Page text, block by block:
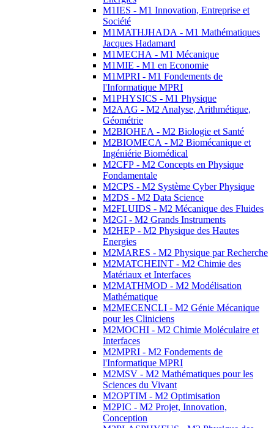
M1IES - M1 Innovation, Entreprise et
Société
M1MATHJHADA - M1 Mathématiques
Jacques Hadamard
M1MECHA - M1 Mécanique
M1MIE - M1 en Economie
M1MPRI - M1 Fondements de
l'Informatique MPRI
M1PHYSICS - M1 Physique
M2AAG - M2 Analyse, Arithmétique,
Géométrie
M2BIOHEA - M2 Biologie et Santé
M2BIOMECA - M2 Biomécanique et
Ingéniérie Biomédical
M2CFP - M2 Concepts en Physique
Fondamentale
M2CPS - M2 Système Cyber Physique
M2DS - M2 Data Science
M2FLUIDS - M2 Mécanique des Fluides
M2GI - M2 Grands Instruments
M2HEP - M2 Physique des Hautes
Energies
M2MARES - M2 Physique par Recherche
M2MATCHEINT - M2 Chimie des
Matériaux et Interfaces
M2MATHMOD - M2 Modélisation
Mathématique
M2MECENCLI - M2 Génie Mécanique
pour les Cliniciens
M2MOCHI - M2 Chimie Moléculaire et
Interfaces
M2MPRI - M2 Fondements de
l'Informatique MPRI
M2MSV - M2 Mathématiques pour les
Sciences du Vivant
M2OPTIM - M2 Optimisation
M2PIC - M2 Projet, Innovation,
Conception